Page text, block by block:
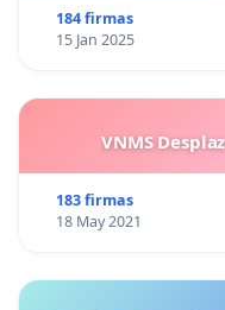
184 firmas
15 Jan 2025
VNMS
183 firmas
18 May 2021